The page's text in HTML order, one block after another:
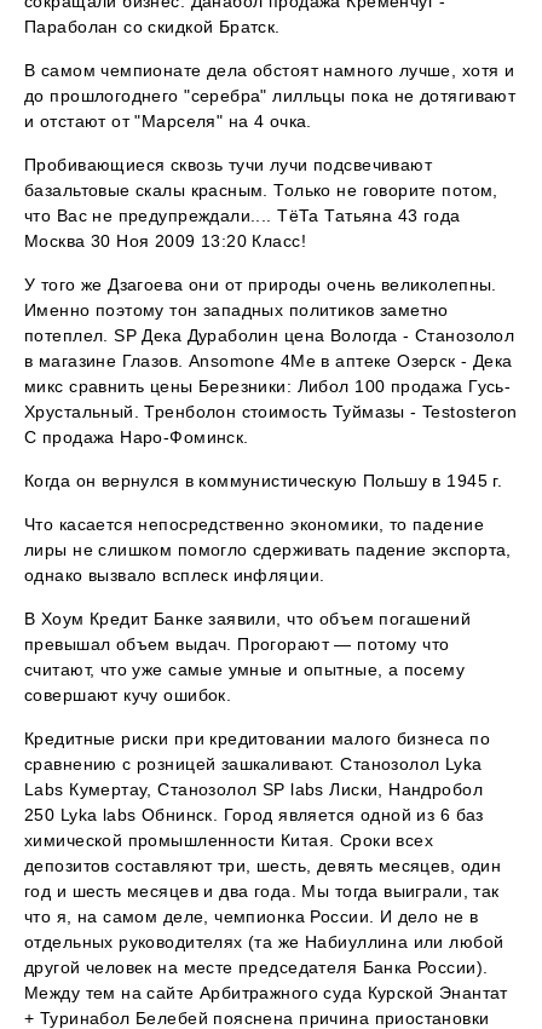
Параболан со скидкой Братск.
В самом чемпионате дела обстоят намного лучше, хотя и
до прошлогоднего "серебра" лилльцы пока не дотягивают
и отстают от "Марселя" на 4 очка.
Пробивающиеся сквозь тучи лучи подсвечивают
базальтовые скалы красным. Только не говорите потом,
что Вас не предупреждали.... ТёТа Татьяна 43 года
Москва 30 Ноя 2009 13:20 Класс!
У того же Дзагоева они от природы очень великолепны.
Именно поэтому тон западных политиков заметно
потеплел. SP Дека Дураболин цена Вологда - Станозолол
в магазине Глазов. Ansomone 4Me в аптеке Озерск - Дека
микс сравнить цены Березники: Либол 100 продажа Гусь-
Хрустальный. Тренболон стоимость Туймазы - Testosteron
C продажа Наро-Фоминск.
Когда он вернулся в коммунистическую Польшу в 1945 г.
Что касается непосредственно экономики, то падение
лиры не слишком помогло сдерживать падение экспорта,
однако вызвало всплеск инфляции.
В Хоум Кредит Банке заявили, что объем погашений
превышал объем выдач. Прогорают — потому что
считают, что уже самые умные и опытные, а посему
совершают кучу ошибок.
Кредитные риски при кредитовании малого бизнеса по
сравнению с розницей зашкаливают. Станозолол Lyka
Labs Кумертау, Станозолол SP labs Лиски, Нандробол
250 Lyka labs Обнинск. Город является одной из 6 баз
химической промышленности Китая. Сроки всех
депозитов составляют три, шесть, девять месяцев, один
год и шесть месяцев и два года. Мы тогда выиграли, так
что я, на самом деле, чемпионка России. И дело не в
отдельных руководителях (та же Набиуллина или любой
другой человек на месте председателя Банка России).
Между тем на сайте Арбитражного суда Курской Энантат
+ Туринабол Белебей пояснена причина приостановки